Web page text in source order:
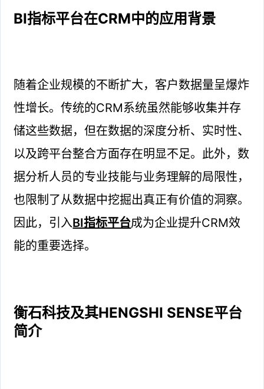
BI指标平台在CRM中的应用背景
随着企业规模的不断扩大，客户数据量呈爆炸
性增长。传统的CRM系统虽然能够收集并存
储这些数据，但在数据的深度分析、实时性、
以及跨平台整合方面存在明显不足。此外，数
据分析人员的专业技能与业务理解的局限性，
也限制了从数据中挖掘出真正有价值的洞察。
因此，引入BI指标平台成为企业提升CRM效
能的重要选择。
衡石科技及其HENGSHI SENSE平台
简介